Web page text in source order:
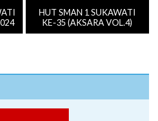
HUT SMAN 1 SUKAWATI
KE-35 (AKSARA VOL.4)